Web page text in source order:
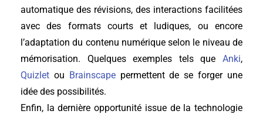
automatique des révisions, des interactions facilitées
avec des formats courts et ludiques, ou encore
l’adaptation du contenu numérique selon le niveau de
mémorisation. Quelques exemples tels que Anki,
Quizlet ou Brainscapepermettent de se forger une
idée des possibilités.
Enfin, la dernière opportunité issue de la technologie